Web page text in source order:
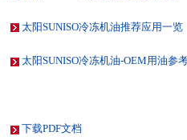
太阳SUNISO冷冻机油推荐应用一览
太阳SUNISO冷冻机油-OEM用油参
下载PDF文档